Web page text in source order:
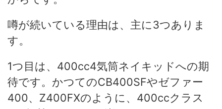
噂が続いている理由は、主に3つありま
す。
1つ目は、400cc4気筒ネイキッドへの期
待です。かつてのCB400SFやゼファー
400、Z400FXのように、400ccクラス